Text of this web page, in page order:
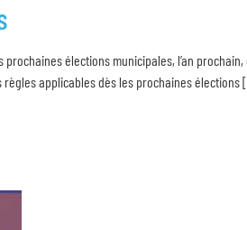
élections municipales, l’an
règles applicables dès les prochaines